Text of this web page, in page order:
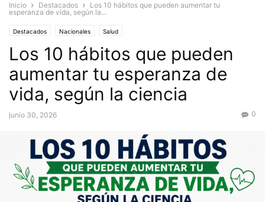
Inicio Destacados
Los 10 hábitos que pueden aumentar tu
esperanza de vida, según la...
Destacados Nacionales Salud
Los 10 hábitos que pueden
aumentar tu esperanza de
vida, según la ciencia
junio 30, 2026 0